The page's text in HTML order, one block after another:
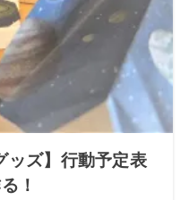
ッズ】行動予定表
！